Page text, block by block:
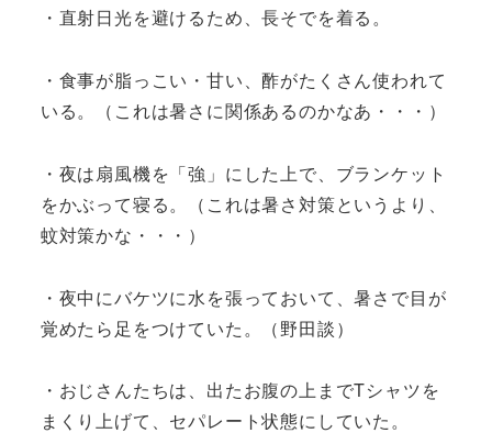
・直射日光を避けるため、長そでを着る。
・食事が脂っこい・甘い、酢がたくさん使われて
いる。（これは暑さに関係あるのかなあ・・・）
・夜は扇風機を「強」にした上で、ブランケット
をかぶって寝る。（これは暑さ対策というより、
蚊対策かな・・・）
・夜中にバケツに水を張っておいて、暑さで目が
覚めたら足をつけていた。（野田談）
・おじさんたちは、出たお腹の上までTシャツを
まくり上げて、セパレート状態にしていた。